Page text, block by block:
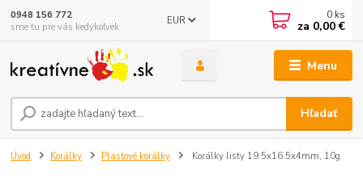
Menu
EUR
Hľadať
0948 156 772
sme tu pre vás kedykoľvek
0 ks
za 0,00 €
Úvod Korálky Plastové korálky Korálky listy 19.5x16.5x4mm, 10g